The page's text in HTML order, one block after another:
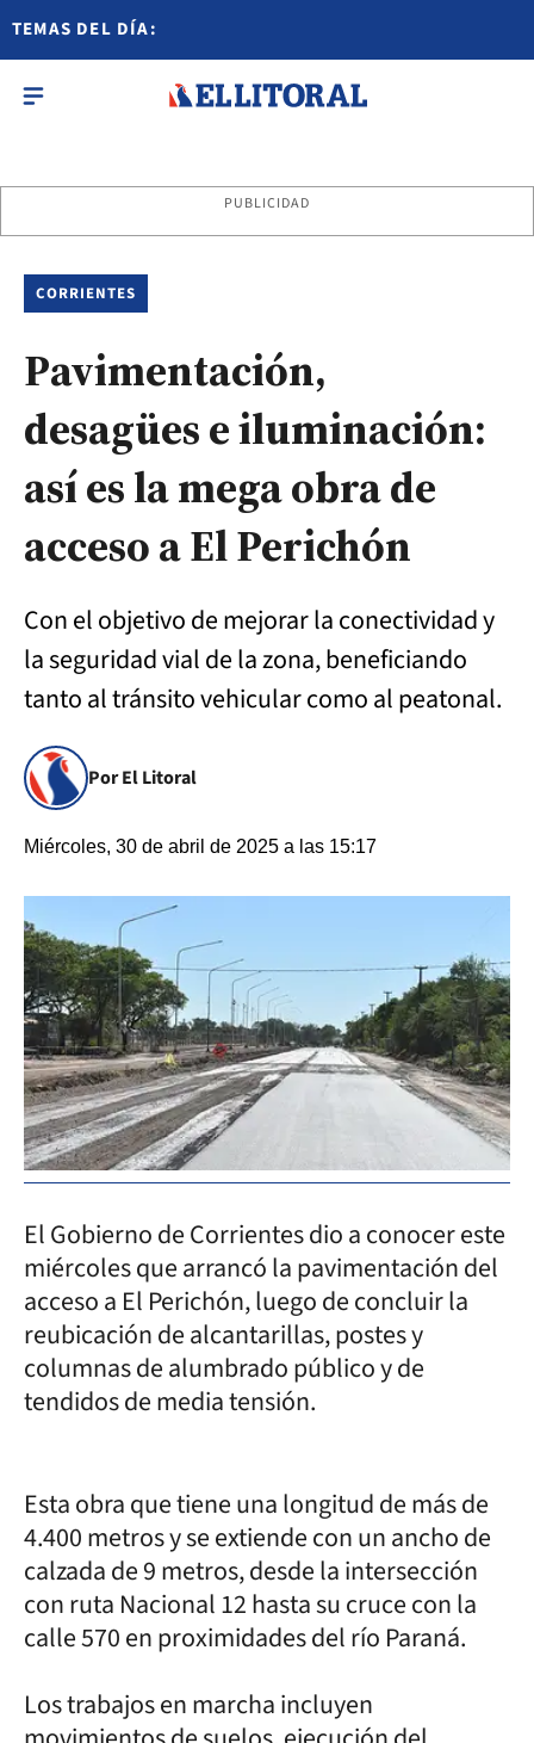
TEMAS DEL DÍA:
PUBLICIDAD
CORRIENTES
Pavimentación,
desagües e iluminación:
así es la mega obra de
acceso a El Perichón
Con el objetivo de mejorar la conectividad y
la seguridad vial de la zona, beneficiando
tanto al tránsito vehicular como al peatonal.
Por El Litoral
Miércoles, 30 de abril de 2025 a las 15:17
El Gobierno de Corrientes dio a conocer este
miércoles que arrancó la pavimentación del
acceso a El Perichón, luego de concluir la
reubicación de alcantarillas, postes y
columnas de alumbrado público y de
tendidos de media tensión.
Esta obra que tiene una longitud de más de
4.400 metros y se extiende con un ancho de
calzada de 9 metros, desde la intersección
con ruta Nacional 12 hasta su cruce con la
calle 570 en proximidades del río Paraná.
Los trabajos en marcha incluyen